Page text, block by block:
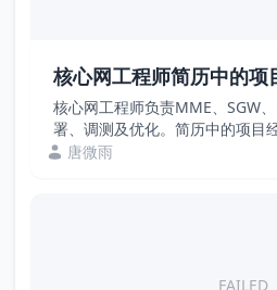
核心网工程师简历中的项
核心网工程师负责MME、SGW
署、调测及优化。简历中的项目
程”，缺乏量化成果。招聘方关
唐微雨
FAILED